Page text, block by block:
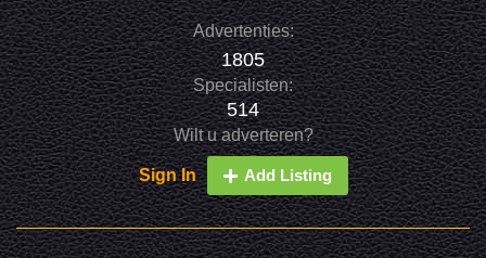
Advertenties:
1805
Specialisten:
514
Wilt u adverteren?
Sign In Add Listing